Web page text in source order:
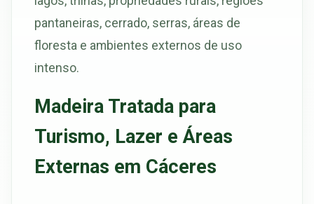
pantaneiras, cerrado, serras, áreas de
floresta e ambientes externos de uso
intenso.
Madeira Tratada para
Turismo, Lazer e Áreas
Externas em Cáceres